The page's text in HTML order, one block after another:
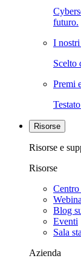
futuro.
I
Scelto
Premi
Risorse
Risorse e
Risorse
Centro
Blog
Eventi
Sala
Azienda